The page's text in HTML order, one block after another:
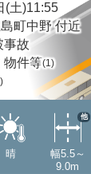
(土)11:55
町中野 付近
事故
物件等(1)
晴
幅5.5～
9.0m
他